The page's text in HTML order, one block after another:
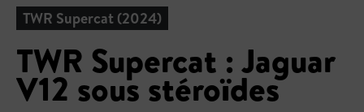
TWR Supercat (2024)
TWR Supercat : Jaguar
V12 sous stéroïdes